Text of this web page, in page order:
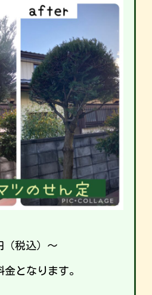
（税込）～
となります。